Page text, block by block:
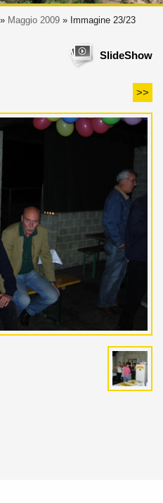
» Maggio 2009 » Immagine 23/23
SlideShow
>>